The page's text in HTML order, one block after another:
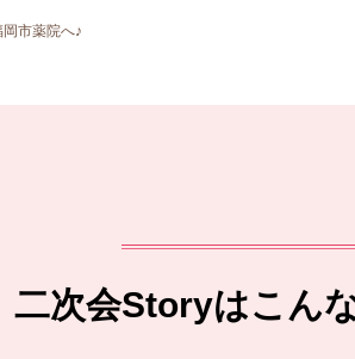
岡市薬院へ♪
二次会Storyはこん